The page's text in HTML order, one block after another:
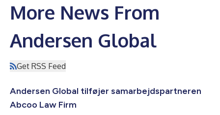
More News From
Andersen Global
Get RSS Feed
Andersen Global tilføjer samarbejdspartneren
Abcoo Law Firm